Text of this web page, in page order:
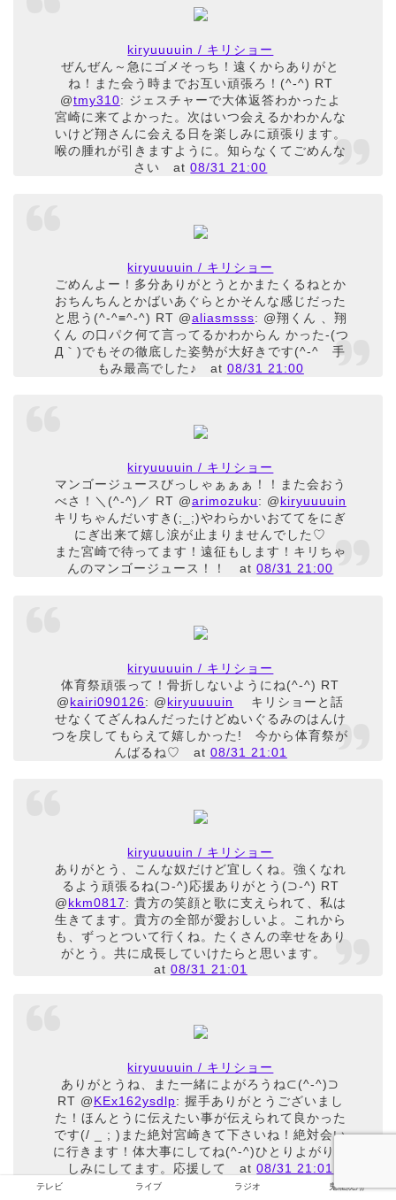
kiryuuuuin / キリショー
ぜんぜん～急にゴメそっち！遠くからありがと
ね！また会う時までお互い頑張ろ！(^-^) RT
@tmy310: ジェスチャーで大体返答わかったよ
宮崎に来てよかった。次はいつ会えるかわかんな
いけど翔さんに会える日を楽しみに頑張ります。
喉の腫れが引きますように。知らなくてごめんな
さい at08/31 21:00
kiryuuuuin / キリショー
ごめんよー！多分ありがとうとかまたくるねとか
おちんちんとかばいあぐらとかそんな感じだった
と思う(^-^≡^-^) RT @aliasmsss: @翔くん 、翔
くん の口パク何て言ってるかわからん かった-(つ
Д｀)でもその徹底した姿勢が大好きです(^-^ゞ手
もみ最高でした♪
at 08/31 21:00
kiryuuuuin / キリショー
マンゴージュースびっしゃぁぁぁ！！また会おう
べさ！＼(^-^)／ RT @arimozuku: @kiryuuuuin
キリちゃんだいすき(;_;)やわらかいおててをにぎ
にぎ出来て嬉し涙が止まりませんでした♡
また宮崎で待ってます！遠征もします！キリちゃ
んのマンゴージュース！！
at08/31 21:00
kiryuuuuin / キリショー
体育祭頑張って！骨折しないようにね(^-^) RT
@kairi090126: @kiryuuuuin
キリショーと話
せなくてざんねんだったけどぬいぐるみのはんけ
つを戻してもらえて嬉しかった! 今から体育祭が
んばるね♡
at 08/31 21:01
kiryuuuuin / キリショー
ありがとう、こんな奴だけど宜しくね。強くなれ
るよう頑張るね(⊃-^)応援ありがとう(⊃-^) RT
@kkm0817: 貴方の笑顔と歌に支えられて、私は
生きてます。貴方の全部が愛おしいよ。これから
も、ずっとついて行くね。たくさんの幸せをあり
がとう。共に成長していけたらと思います。
at 08/31 21:01
kiryuuuuin / キリショー
ありがとうね、また一緒によがろうね⊂(^-^)⊃
RT @KEx162ysdlp: 握手ありがとうございまし
た！ほんとうに伝えたい事が伝えられて良かった
です(/ _ ; )また絶対宮崎きて下さいね！絶対会い
に行きます！体大事にしてね(^-^)ひとりよがり楽
しみにしてます。応援して
at08/31 21:01
テレビ ライブ ラジオ 鬼龍院翔